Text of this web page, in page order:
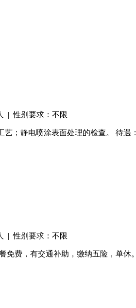
| 性别要求：不限
；静电喷涂表面处理的检查。 待遇
| 性别要求：不限
免费，有交通补助，缴纳五险，单休。